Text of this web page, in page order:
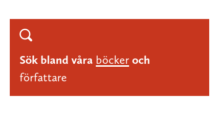
Sök bland våra böcker och
författare